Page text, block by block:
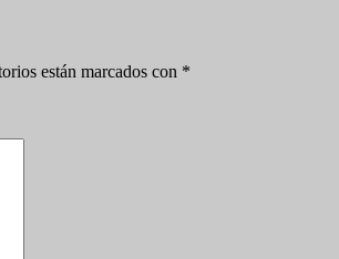
están marcados con *